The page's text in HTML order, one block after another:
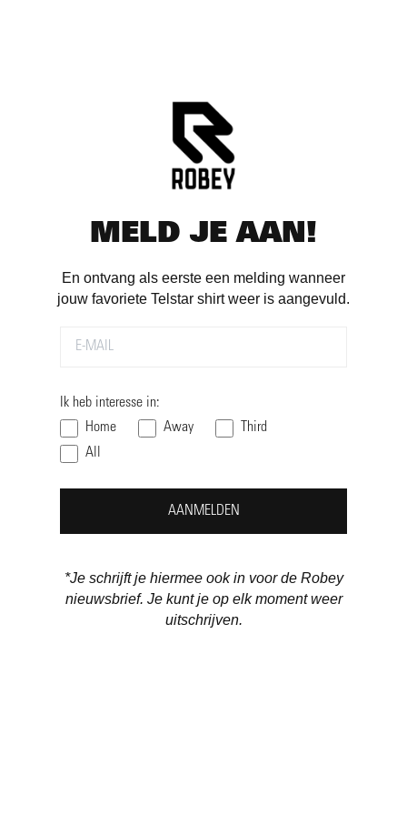
MELD JE AAN!
En ontvang als eerste een melding wanneer
jouw favoriete Telstar shirt weer is aangevuld.
Ik heb interesse in:
Home
Away
Third
All
AANMELDEN
*Je schrijft je hiermee ook in voor de Robey
nieuwsbrief. Je kunt je op elk moment weer
uitschrijven.